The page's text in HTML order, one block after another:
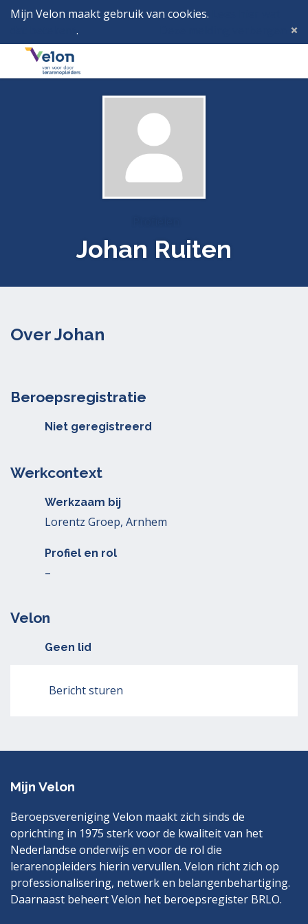
Mijn Velon maakt gebruik van cookies.
.
Menu
Johan Ruiten
Over Johan
Beroepsregistratie
Niet geregistreerd
Werkcontext
Werkzaam bij
Lorentz Groep, Arnhem
Profiel en rol
–
Velon
Geen lid
Bericht sturen
Mijn Velon
Beroepsvereniging Velon maakt zich sinds de
oprichting in 1975 sterk voor de kwaliteit van het
Nederlandse onderwijs en voor de rol die
lerarenopleiders hierin vervullen. Velon richt zich op
professionalisering, netwerk en belangenbehartiging.
Daarnaast beheert Velon het beroepsregister BRLO.